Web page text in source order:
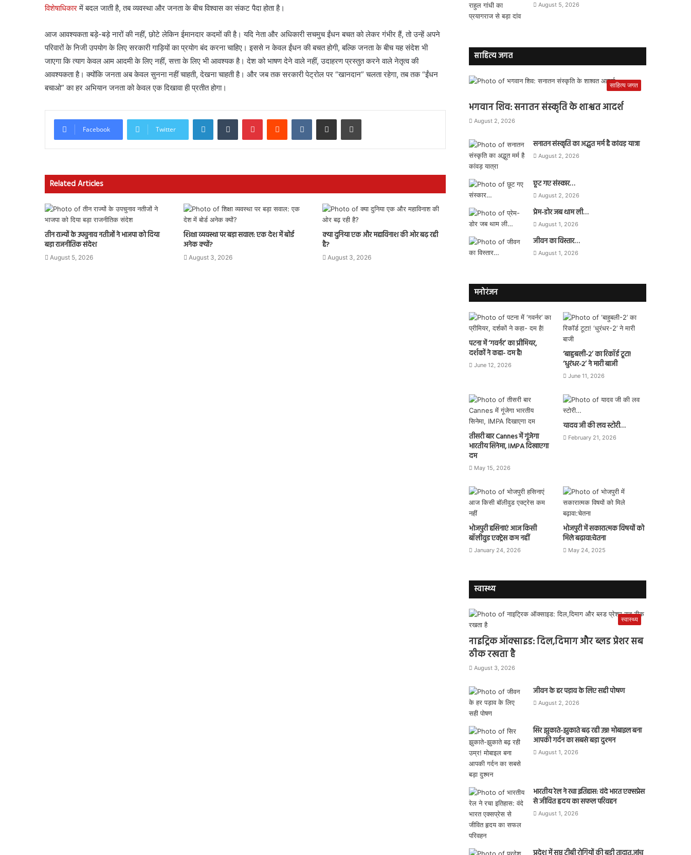
विशेषाधिकारमें बदल जाती है, तब व्यवस्था और जनता के बीच विश्वास का संकट पैदा होता है।
आज आवश्यकता बड़े-बड़े नारों की नहीं, छोटे लेकिन ईमानदार कदमों की है। यदि नेता और अधिकारी सचमुच ईंधन बचत को लेकर गंभीर हैं, तो उन्हें अपने
परिवारों के निजी उपयोग के लिए सरकारी गाड़ियों का प्रयोग बंद करना चाहिए। इससे न केवल ईंधन की बचत होगी, बल्कि जनता के बीच यह संदेश भी
जाएगा कि त्याग केवल आम आदमी के लिए नहीं, सत्ता के लिए भी आवश्यक है। देश को भाषण देने वाले नहीं, उदाहरण प्रस्तुत करने वाले नेतृत्व की
आवश्यकता है। क्योंकि जनता अब केवल सुनना नहीं चाहती, देखना चाहती है। और जब तक सरकारी पेट्रोल पर “खानदान” चलता रहेगा, तब तक “ईंधन
बचाओ” का हर अभियान जनता को केवल एक दिखावा ही प्रतीत होगा।
Facebook Twitter
LinkedInTumblr PinterestReddit VKontakteShare via Email Print
Related Articles
तीन राज्यों के उपचुनाव नतीजों ने भाजपा को दिया
बड़ा राजनीतिक संदेश
August 5, 2026
शिक्षा व्यवस्था पर बड़ा सवाल: एक देश में बोर्ड
अनेक क्यों?
August 3, 2026
क्या दुनिया एक और महाविनाश की ओर बढ़ रही
है?
August 3, 2026
August 5, 2026
साहित्य जगत
साहित्य जगत
भगवान शिव: सनातन संस्कृति के शाश्वत आदर्श
August 2, 2026
सनातन संस्कृति का अद्भुत मर्म है कांवड़ यात्रा
August 2, 2026
छूट गए संस्कार…
August 2, 2026
प्रेम-डोर जब थाम ली…
August 1, 2026
जीवन का विस्तार…
August 1, 2026
मनोरंजन
पटना में ‘गवर्नर’ का प्रीमियर,
दर्शकों ने कहा- दम है!
June 12, 2026
‘बाहुबली-2’ का रिकॉर्ड टूटा!
‘धुरंधर-2’ ने मारी बाजी
June 11, 2026
तीसरी बार Cannes में गूंजेगा
भारतीय सिनेमा, IMPA दिखाएगा
दम
May 15, 2026
यादव जी की लव स्टोरी…
February 21, 2026
भोजपुरी हसिनाएं आज किसी
बॉलीवुड एक्ट्रेस कम नहीं
January 24, 2026
भोजपुरी में सकारात्मक विषयों को
मिले बढ़ावा:चेतना
May 24, 2025
स्वास्थ्य
स्वास्थ्य
नाइट्रिक ऑक्साइड: दिल,दिमाग और ब्लड प्रेशर सब
ठीक रखता है
August 3, 2026
जीवन के हर पड़ाव के लिए सही पोषण
August 2, 2026
सिर झुकाते-झुकाते बढ़ रही उम्र! मोबाइल बना
आपकी गर्दन का सबसे बड़ा दुश्मन
August 1, 2026
भारतीय रेल ने रचा इतिहास: वंदे भारत एक्सप्रेस
से जीवित हृदय का सफल परिवहन
August 1, 2026